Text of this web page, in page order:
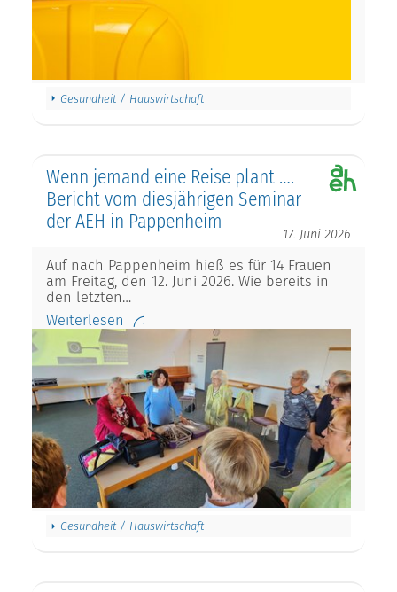
Gesundheit / Hauswirtschaft
Wenn jemand eine Reise plant ….
Bericht vom diesjährigen Seminar
der AEH in Pappenheim
17. Juni 2026
Auf nach Pappenheim hieß es für 14 Frauen
am Freitag, den 12. Juni 2026. Wie bereits in
den letzten…
Weiterlesen
Gesundheit / Hauswirtschaft